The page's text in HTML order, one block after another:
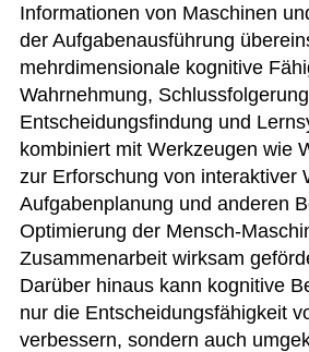
Informationen von Maschinen
der Aufgabenausführung
mehrdimensionale kognitive
Wahrnehmung,
Entscheidungsfindung und
kombiniert mit Werkzeugen wie
zur Erforschung von interaktiver
Aufgabenplanung und anderen
Optimierung der Mensch-
Zusammenarbeit wirksam
Darüber hinaus kann kognitive
nur die Entscheidungsfähigkeit
verbessern, sondern auch